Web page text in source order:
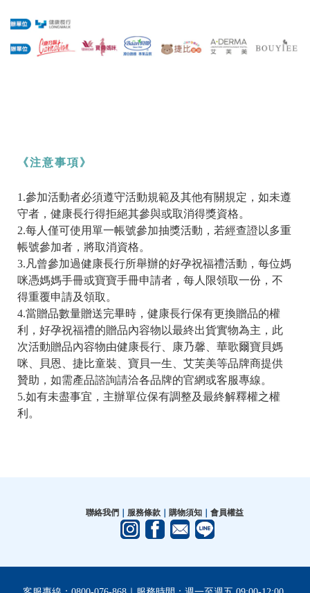
《注意事項》
1.參加活動者必須遵守活動規範及其他有關規定，如未遵
守者，健康長行得拒絕其參與或取消得獎資格。
2.每人僅可使用單一帳號參加抽獎活動，若經查證以多重
帳號參加者，將取消資格。
3.凡曾參加過健康長行所舉辦的好孕祝福禮活動，每位媽
咪憑媽媽手冊或寶寶手冊申請者，每人限領取一份，不
得重覆申請及領取。
4.當贈品數量贈送完畢時，健康長行保有更換贈品的權
利，好孕祝福禮的贈品內容物以最終出貨實物為主，此
次活動贈品內容物由健康長行、康乃馨、華歌爾寶貝媽
咪、貝恩、捷比童裝、寶貝一生、艾芙美等品牌商提供
贊助，如需產品諮詢請洽各品牌的官網或客服專線。
5.如有未盡事宜，主辦單位保有調整及最終解釋權之權
利。
聯絡我們 服務條款｜ 購物須知｜ 會員權益